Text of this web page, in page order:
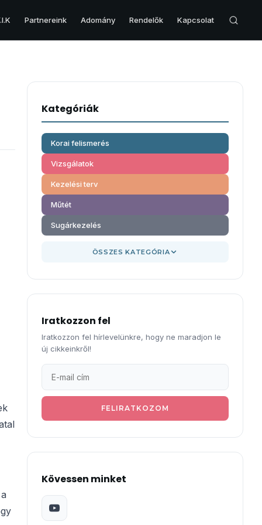
Hólyagrák
Hólyag eltávolítás – Cisztektómia
Partnereink Adomány Rendelők Kapcsolat
Kategóriák
Korai felismerés
Vizsgálatok
Kezelési terv
Műtét
Sugárkezelés
ÖSSZES KATEGÓRIA
Iratkozzon fel
Iratkozzon fel hírlevelünkre, hogy ne maradjon le
új cikkeinkről!
FELIRATKOZOM
Kövessen minket